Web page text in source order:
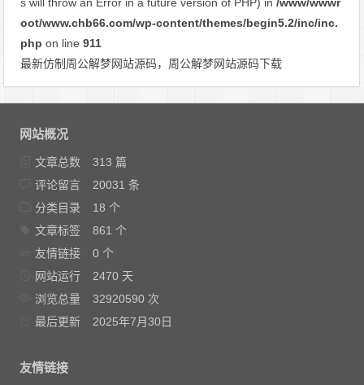
oot/www.chb66.com/wp-content/themes/begin5.2/inc/inc.
php on line911
最新仿制周公解梦网站源码，周公解梦网站源码下载
网站概况
文章总数
313 篇
评论留言
20031 条
分类目录
18 个
文章标签
861 个
友情链接
0 个
网站运行
2470 天
浏览总量
32920590 次
最后更新
2025年7月30日
友情链接